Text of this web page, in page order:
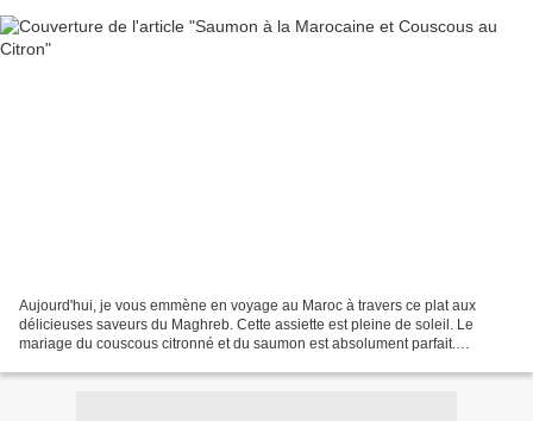
Aujourd'hui, je vous emmène en voyage au Maroc à travers ce plat aux
délicieuses saveurs du Maghreb. Cette assiette est pleine de soleil. Le
mariage du couscous citronné et du saumon est absolument parfait.